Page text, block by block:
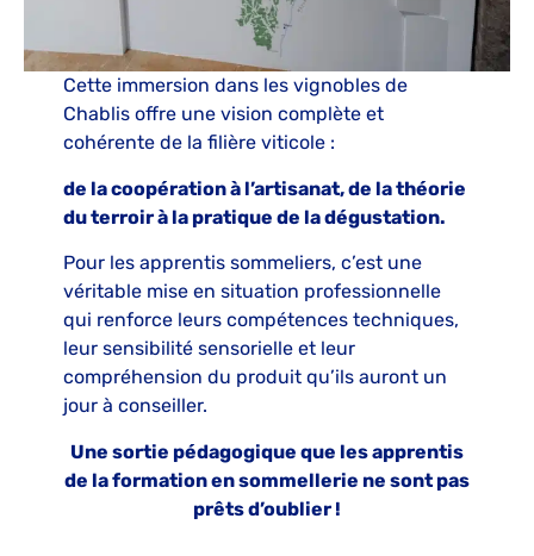
Cette immersion dans les vignobles de
Chablis offre une vision complète et
cohérente de la filière viticole :
de la coopération à l’artisanat, de la théorie
du terroir à la pratique de la dégustation.
Pour les apprentis sommeliers, c’est une
véritable mise en situation professionnelle
qui renforce leurs compétences techniques,
leur sensibilité sensorielle et leur
compréhension du produit qu’ils auront un
jour à conseiller.
Une sortie pédagogique que les apprentis
de la formation en sommellerie ne sont pas
prêts d’oublier !